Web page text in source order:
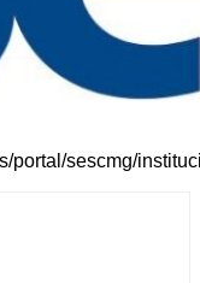
portal/sescmg/